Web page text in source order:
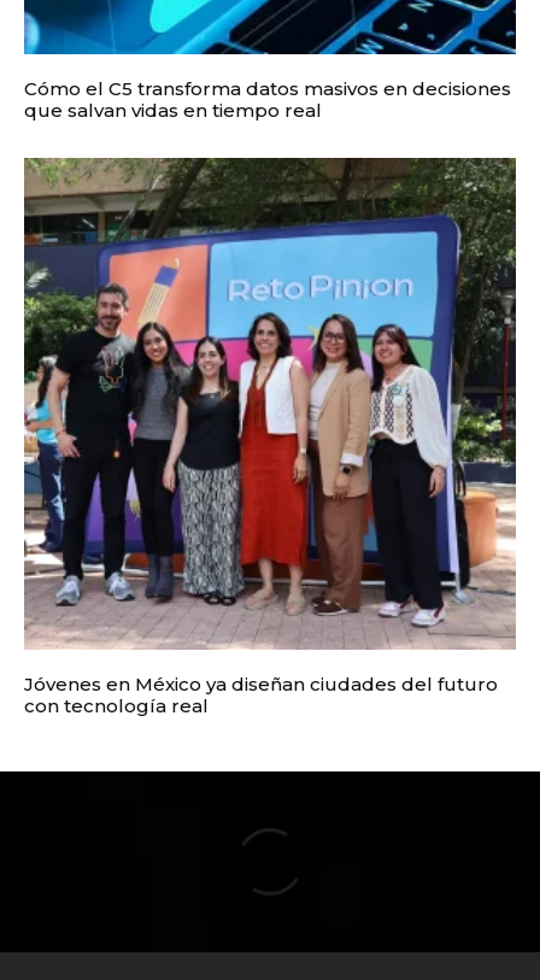
Cómo el C5 transforma datos masivos en decisiones
que salvan vidas en tiempo real
Jóvenes en México ya diseñan ciudades del futuro
con tecnología real